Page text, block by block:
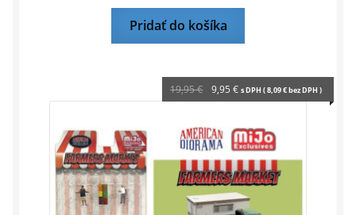
Pridať do košíka
19,95€
Pôvodná
cena
19,95 €.
9,95 €Aktuálna
cena
9,95 €.
s DPH (8,09€bez DPH )